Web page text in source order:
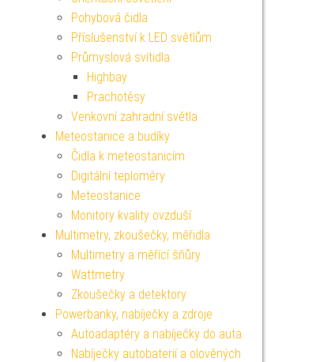
Pohybová čidla
Příslušenství k LED světlům
Průmyslová svítidla
Highbay
Prachotěsy
Venkovní zahradní světla
Meteostanice a budíky
Čidla k meteostanicím
Digitální teploměry
Meteostanice
Monitory kvality ovzduší
Multimetry, zkoušečky, měřidla
Multimetry a měřící šňůry
Wattmetry
Zkoušečky a detektory
Powerbanky, nabíječky a zdroje
Autoadaptéry a nabíječky do auta
Nabíječky autobaterií a olověných